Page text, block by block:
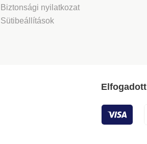
Biztonsági nyilatkozat
Sütibeállítások